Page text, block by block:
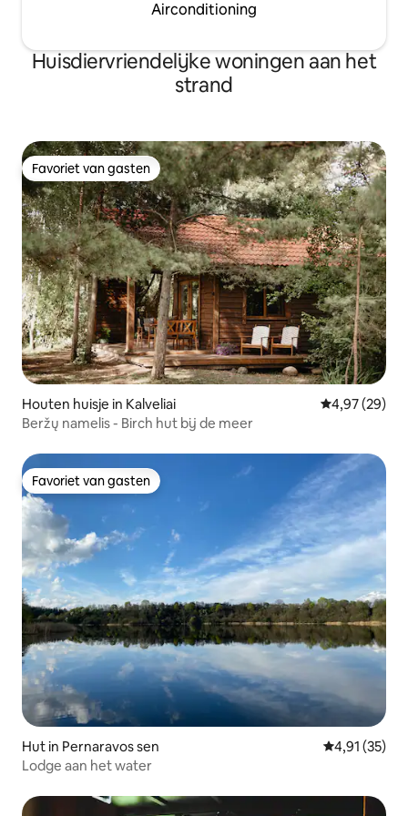
Airconditioning
Huisdiervriendelijke woningen aan het
strand
Favoriet van gasten
Favoriet van gasten
Houten huisje in Kalveliai Gemiddelde
4,97 (29)
Beržų namelis - Birch hut bij de meer
Favoriet van gasten
Favoriet van gasten
Hut in Pernaravos sen Gemiddelde
4,91 (35)
Lodge aan het water